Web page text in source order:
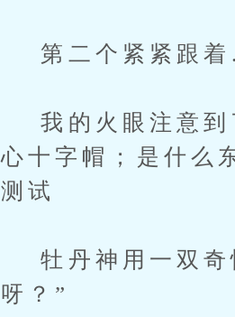
第二个紧紧跟
我的火眼注意到
心十字帽；是什么
测试
牡丹神用一双奇
呀？”